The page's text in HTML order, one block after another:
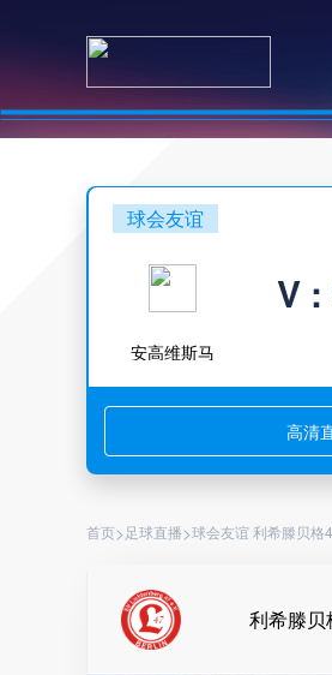
球会友谊
安高维斯马
V :
高清
首页> 足球直播>球会友谊 利希滕贝格
利希滕贝